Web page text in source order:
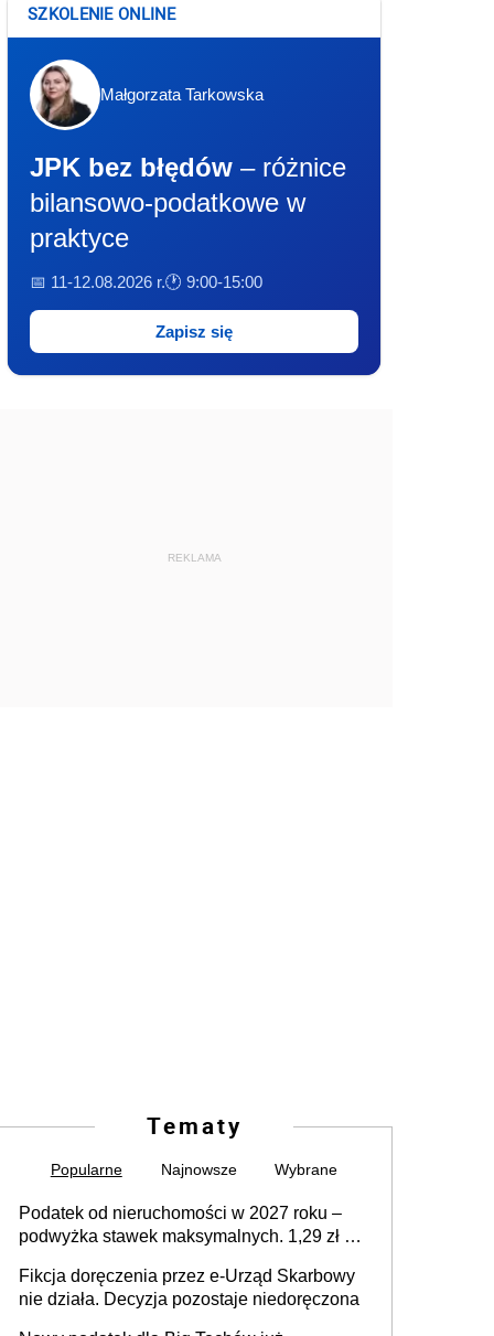
SZKOLENIE ONLINE
Małgorzata Tarkowska
JPK bez błędów – różnice
bilansowo-podatkowe w
praktyce
📅 11-12.08.2026 r.🕐 9:00-15:00
Zapisz się
REKLAMA
Tematy
Popularne Najnowsze Wybrane
Podatek od nieruchomości w 2027 roku –
podwyżka stawek maksymalnych. 1,29 zł za
budynków i lokali związanych z
prowadzeniem działalności gospodarczej
Fikcja doręczenia przez e-Urząd Skarbowy
nie działa. Decyzja pozostaje niedoręczona